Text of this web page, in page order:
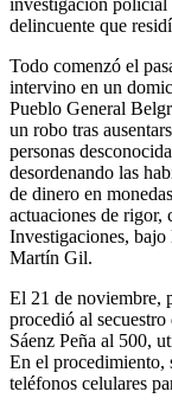
delincuente que
Todo comenzó el
intervino en un
Pueblo General
un robo tras
personas
desordenando las
de dinero en
actuaciones de
Investigaciones,
Martín Gil.
El 21 de noviembre,
procedió al
Sáenz Peña al 500,
En el procedimiento,
teléfonos celulares